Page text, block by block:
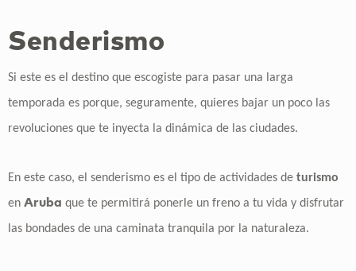
Senderismo
Si este es el destino que escogiste para pasar una larga
temporada es porque, seguramente, quieres bajar un poco las
revoluciones que te inyecta la dinámica de las ciudades.
En este caso, el senderismo es el tipo de actividades de turismo
en Aruba que te permitirá ponerle un freno a tu vida y disfrutar
las bondades de una caminata tranquila por la naturaleza.